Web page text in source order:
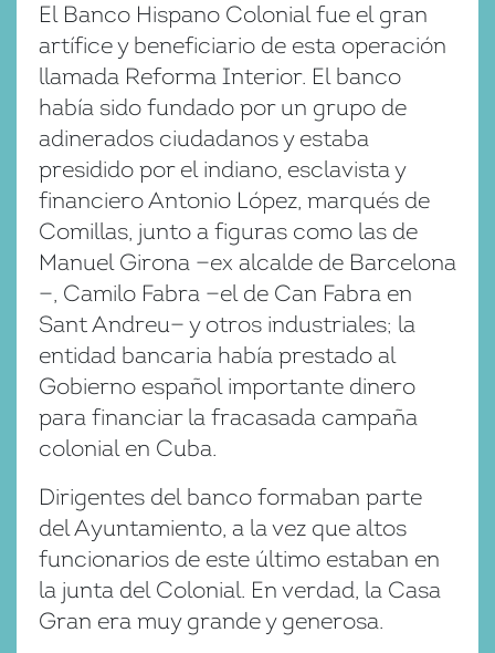
El Banco Hispano Colonial fue el gran
artífice y beneficiario de esta operación
llamada Reforma Interior. El banco
había sido fundado por un grupo de
adinerados ciudadanos y estaba
presidido por el indiano, esclavista y
financiero Antonio López, marqués de
Comillas, junto a figuras como las de
Manuel Girona —ex alcalde de Barcelona
—, Camilo Fabra —el de Can Fabra en
Sant Andreu— y otros industriales; la
entidad bancaria había prestado al
Gobierno español importante dinero
para financiar la fracasada campaña
colonial en Cuba.
Dirigentes del banco formaban parte
del Ayuntamiento, a la vez que altos
funcionarios de este último estaban en
la junta del Colonial. En verdad, la Casa
Gran era muy grande y generosa.